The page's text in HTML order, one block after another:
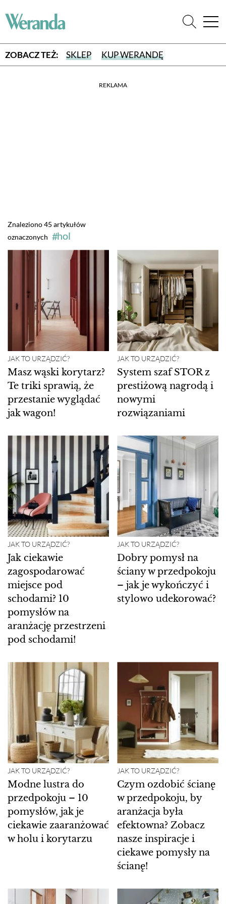
ZOBACZ TEŻ: SKLEP KUP WERANDĘ
REKLAMA
Znaleziono 45 artykułów
oznaczonych
hol
JAK TO URZĄDZIĆ?
Masz wąski korytarz?
Te triki sprawią, że
przestanie wyglądać
jak wagon!
JAK TO URZĄDZIĆ?
System szaf STOR z
prestiżową nagrodą i
nowymi
rozwiązaniami
JAK TO URZĄDZIĆ?
Jak ciekawie
zagospodarować
miejsce pod
schodami? 10
pomysłów na
aranżację przestrzeni
pod schodami!
JAK TO URZĄDZIĆ?
Dobry pomysł na
ściany w przedpokoju
– jak je wykończyć i
stylowo udekorować?
JAK TO URZĄDZIĆ?
Modne lustra do
przedpokoju – 10
pomysłów, jak je
ciekawie zaaranżować
w holu i korytarzu
JAK TO URZĄDZIĆ?
Czym ozdobić ścianę
w przedpokoju, by
aranżacja była
efektowna? Zobacz
nasze inspiracje i
ciekawe pomysły na
ścianę!